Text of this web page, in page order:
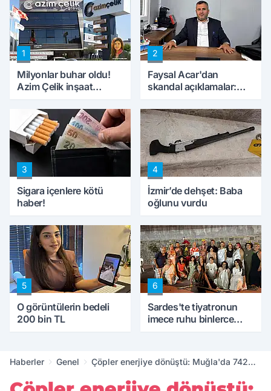
1
Milyonlar buhar oldu!
Azim Çelik inşaat
konuştu
2
Faysal Acar'dan
skandal açıklamalar:
peynircilerimizi de
kıskaca aldı, müdahale
ettik'
3
Sigara içenlere kötü
haber!
4
İzmir’de dehşet: Baba
oğlunu vurdu
5
O görüntülerin bedeli
200 bin TL
6
Sardes'te tiyatronun
imece ruhu binlerce
Haberler Genel
Çöpler enerjiye dönüştü: Muğla'da 742